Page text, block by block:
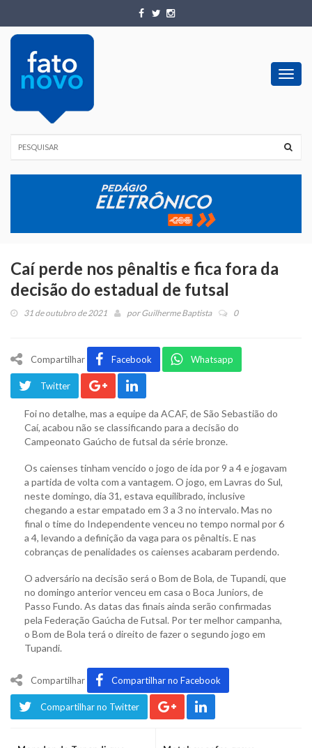
Caí perde nos pênaltis e fica fora da
decisão do estadual de futsal
31 de outubro de 2021 porGuilherme Baptista 0
Compartilhar Facebook Whatsapp
Twitter
Foi no detalhe, mas a equipe da ACAF, de São Sebastião do
Caí, acabou não se classificando para a decisão do
Campeonato Gaúcho de futsal da série bronze.
Os caienses tinham vencido o jogo de ida por 9 a 4 e jogavam
a partida de volta com a vantagem. O jogo, em Lavras do Sul,
neste domingo, dia 31, estava equilibrado, inclusive
chegando a estar empatado em 3 a 3 no intervalo. Mas no
final o time do Independente venceu no tempo normal por 6
a 4, levando a definição da vaga para os pênaltis. E nas
cobranças de penalidades os caienses acabaram perdendo.
O adversário na decisão será o Bom de Bola, de Tupandi, que
no domingo anterior venceu em casa o Boca Juniors, de
Passo Fundo. As datas das finais ainda serão confirmadas
pela Federação Gaúcha de Futsal. Por ter melhor campanha,
o Bom de Bola terá o direito de fazer o segundo jogo em
Tupandi.
Compartilhar Compartilhar no Facebook
Compartilhar no Twitter